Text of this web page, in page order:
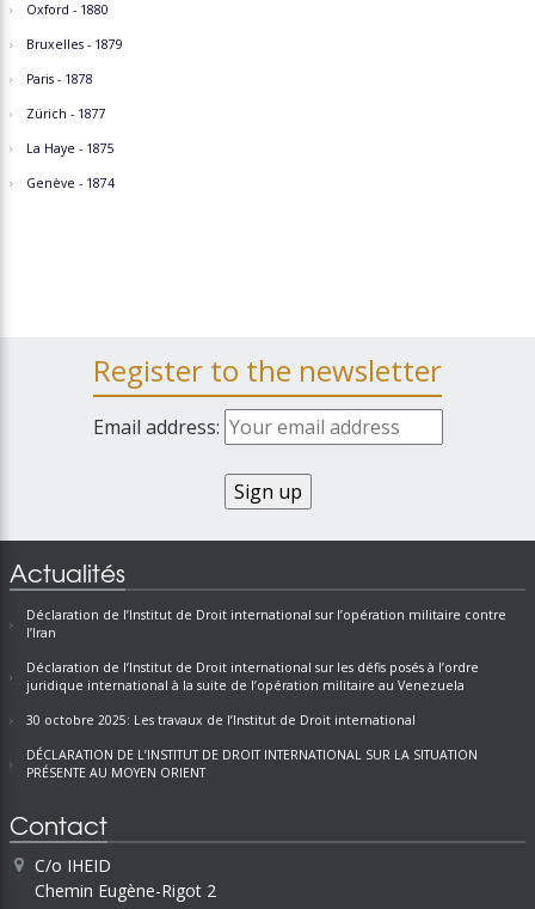
Oxford - 1880
Bruxelles - 1879
Paris - 1878
Zürich - 1877
La Haye - 1875
Genève - 1874
Register to the newsletter
Email address:
Actualités
Déclaration de l’Institut de Droit international sur l’opération militaire contre
l’Iran
Déclaration de l’Institut de Droit international sur les défis posés à l’ordre
juridique international à la suite de l’opération militaire au Venezuela
30 octobre 2025: Les travaux de l’Institut de Droit international
DÉCLARATION DE L’INSTITUT DE DROIT INTERNATIONAL SUR LA SITUATION
PRÉSENTE AU MOYEN ORIENT
Contact
C/o IHEID
Chemin Eugène-Rigot 2